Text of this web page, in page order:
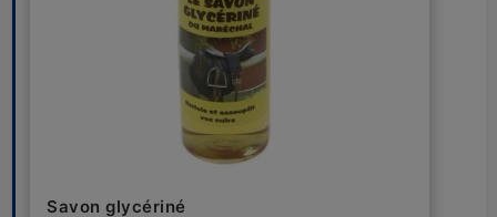
Savon glycériné